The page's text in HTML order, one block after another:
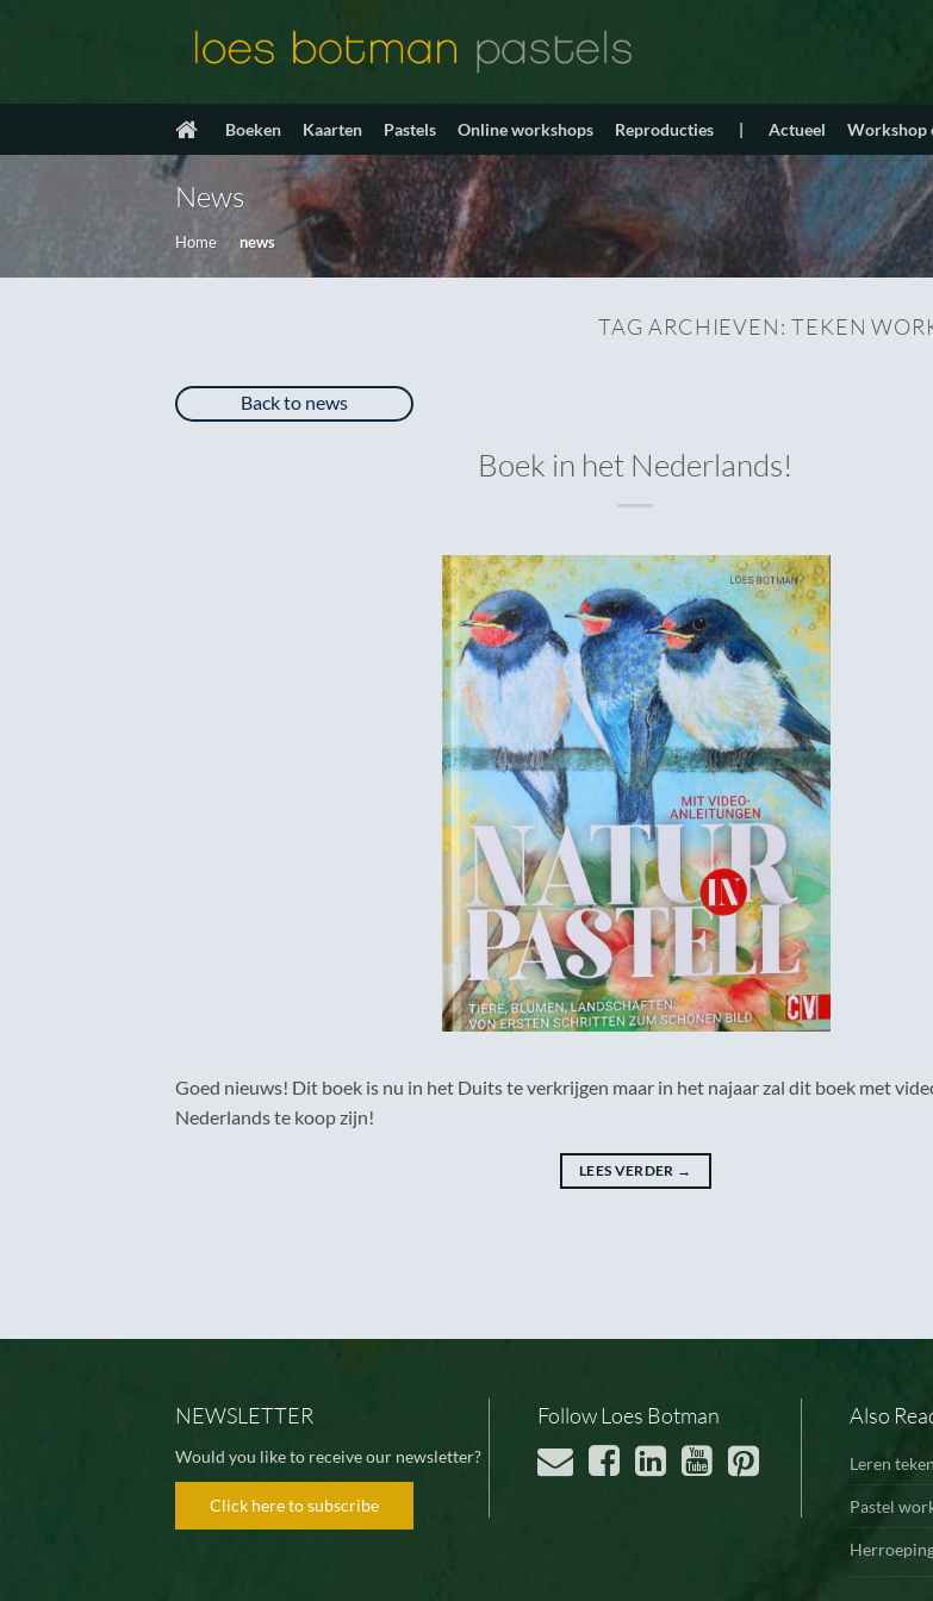
Boeken Kaarten Pastels Online workshops Reproducties | Actueel Workshop
News
Home / news
TAG ARCHIEVEN: TEKEN
Back to news
Boek in het Nederlands!
Goed nieuws! Dit boek is nu in het Duits te verkrijgen maar in het najaar zal dit boek met
Nederlands te koop zijn!
LEES VERDER →
NEWSLETTER
Would you like to receive our newsletter?
Click here to subscribe
Follow Loes Botman Also
Leren
Pastel